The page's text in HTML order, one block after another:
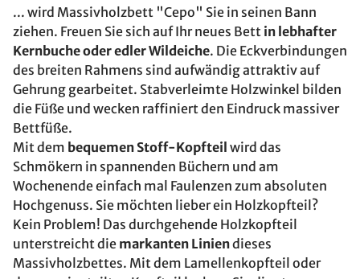
... wird Massivholzbett "Cepo" Sie in seinen Bann
ziehen. Freuen Sie sich auf Ihr neues Bett in lebhafter
Kernbuche oder edler Wildeiche. Die Eckverbindungen
des breiten Rahmens sind aufwändig attraktiv auf
Gehrung gearbeitet. Stabverleimte Holzwinkel bilden
die Füße und wecken raffiniert den Eindruck massiver
Bettfüße.
Mit dem bequemen Stoff-Kopfteil wird das
Schmökern in spannenden Büchern und am
Wochenende einfach mal Faulenzen zum absoluten
Hochgenuss. Sie möchten lieber ein Holzkopfteil?
Kein Problem! Das durchgehende Holzkopfteil
unterstreicht die markanten Liniendieses
Massivholzbettes. Mit dem Lamellenkopfteil oder